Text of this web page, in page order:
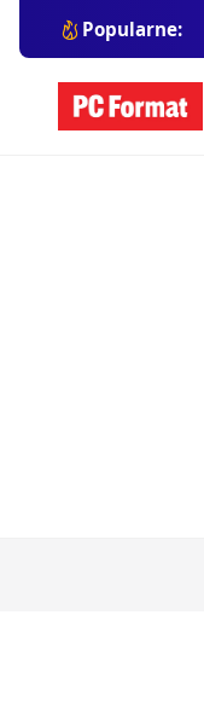
Popularne: